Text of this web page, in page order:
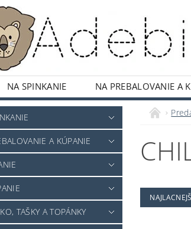
NA SPINKANIE NA PREBALOVANIE A
OBCHODNÉ PODMIENKY
A KÚPANIE
TAŠKY A TOPÁNKY